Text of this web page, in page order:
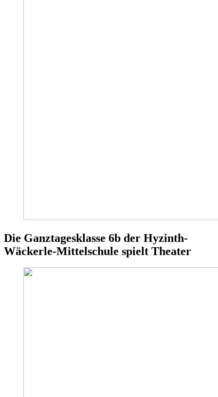
Die Ganztagesklasse 6b der Hyzinth-
Wäckerle-Mittelschule spielt Theater